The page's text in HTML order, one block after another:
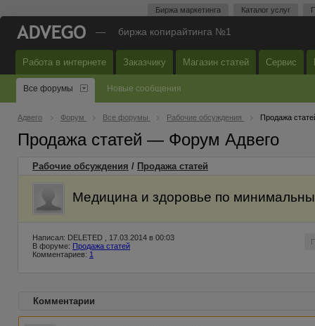
Биржа маркетинга Каталог услуг
— биржа копирайтинга №1
Работа в интернете Заказчику Магазин статей Сервис
Все форумы Новые сообщения
Адвего Форум Все форумы Рабочие обсуждения Продажа
Продажа статей — Форум Адвего
Рабочие обсуждения / Продажа статей
Медицина и здоровье по
Написал: DELETED , 17.03.2014 в 00:03
В форуме: Продажа статей
Комментариев: 1
Комментарии